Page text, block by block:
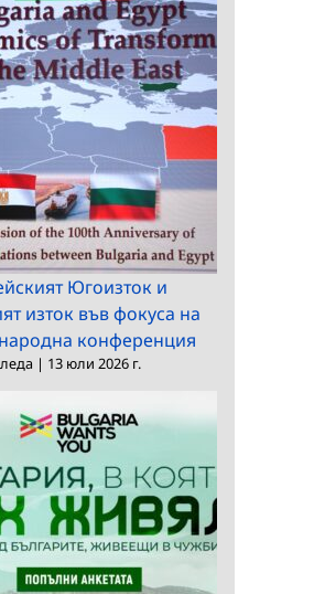
и изкуствата
Югоизток и
изток във фокуса на
конференция
| 13 юли 2026 г.